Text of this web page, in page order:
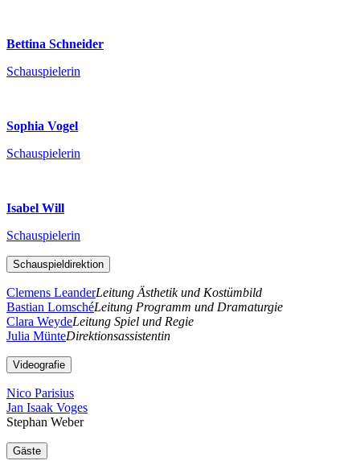
Bettina Schneider
Schauspielerin
Sophia Vogel
Schauspielerin
Isabel Will
Schauspielerin
Schauspieldirektion
Clemens LeanderLeitung Ästhetik und Kostümbild
Bastian LomschéLeitung Programm und Dramaturgie
Clara WeydeLeitung Spiel und Regie
Julia MünteDirektionsassistentin
Videografie
Nico Parisius
Jan Isaak Voges
Stephan Weber
Gäste